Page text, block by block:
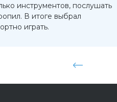
инструментов, послушать
В итоге выбрал
играть.